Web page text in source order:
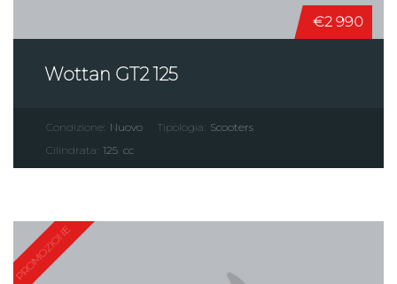
€2 990
Wottan GT2 125
Condizione: Nuovo Tipologia: Scooters
Cilindrata: 125 cc
PROMOZIONE